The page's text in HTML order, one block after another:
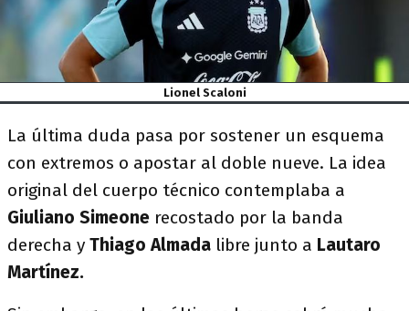
Lionel Scaloni
La última duda pasa por sostener un esquema
con extremos o apostar al doble nueve. La idea
original del cuerpo técnico contemplaba a
Giuliano Simeone recostado por la banda
derecha y Thiago Almada libre junto a Lautaro
Martínez.